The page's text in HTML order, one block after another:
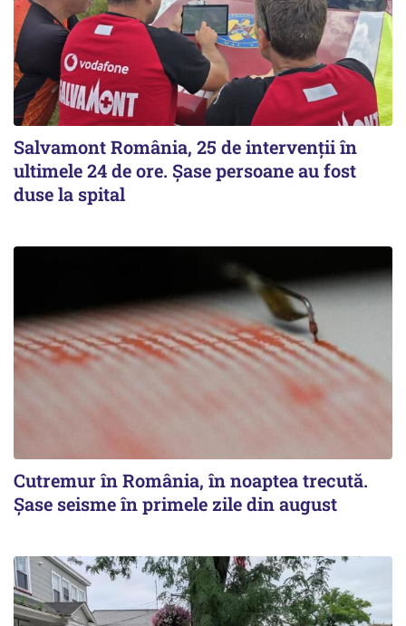
Salvamont România, 25 de intervenții în
ultimele 24 de ore. Șase persoane au fost
duse la spital
Cutremur în România, în noaptea trecută.
Șase seisme în primele zile din august